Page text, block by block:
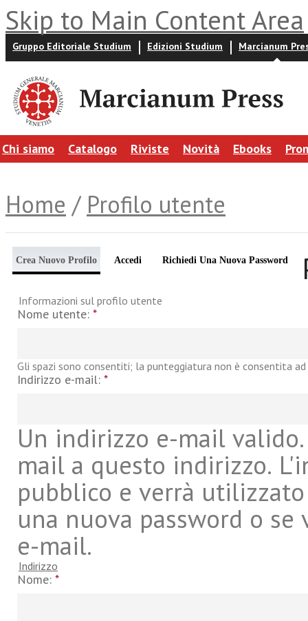
Skip to Main Content Area
Gruppo Editoriale Studium Edizioni Studium Marcianum
Chi siamo Catalogo Riviste Novità Ebooks
Home / Profilo utente
Crea Nuovo Profilo Accedi Richiedi Una Nuova Password
Informazioni sul profilo utente
Nome utente: *
Gli spazi sono consentiti; la punteggiatura non è consentita
Indirizzo e-mail: *
Un indirizzo e-mail
mail a questo indirizzo.
pubblico e verrà
una nuova password o
e-mail.
Indirizzo
Nome: *